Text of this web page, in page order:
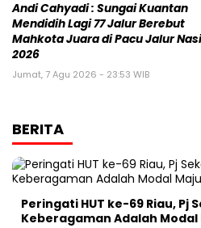
Andi Cahyadi : Sungai Kuantan
Mendidih Lagi 77 Jalur Berebut
Mahkota Juara di Pacu Jalur
2026
Jumat, 7 Agu 2026 - 23:53 WIB
BERITA
Peringati HUT ke-69 Riau, Pj
Keberagaman Adalah